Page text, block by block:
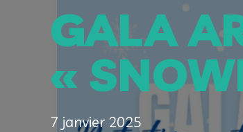
GALA
«
7 janvier 2025